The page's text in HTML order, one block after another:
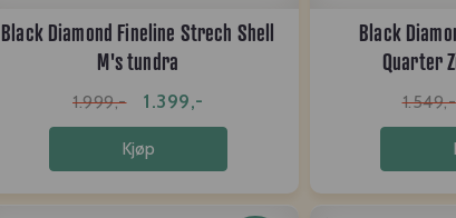
Black Diamond Fineline Strech Shell
M's tundra
1.999,- 1.399,-
Kjøp
Black
Quarter
1.549,-